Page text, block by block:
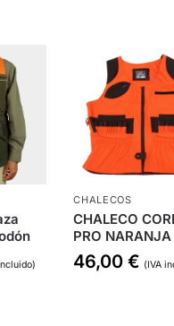
CHALECOS
CHALECO
PRO NARANJA
46,00€ (IVA